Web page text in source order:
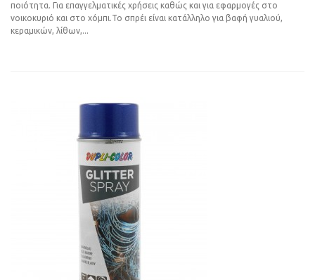
ποιότητα. Για επαγγελματικές χρήσεις καθώς και για εφαρμογές στο
νοικοκυριό και στο χόμπι.Το σπρέι είναι κατάλληλο για βαφή γυαλιού,
κεραμικών, λίθων,...